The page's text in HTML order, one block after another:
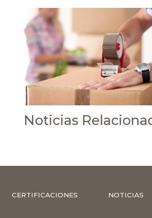
Noticias
CERTIFICACIONES NOTICIAS